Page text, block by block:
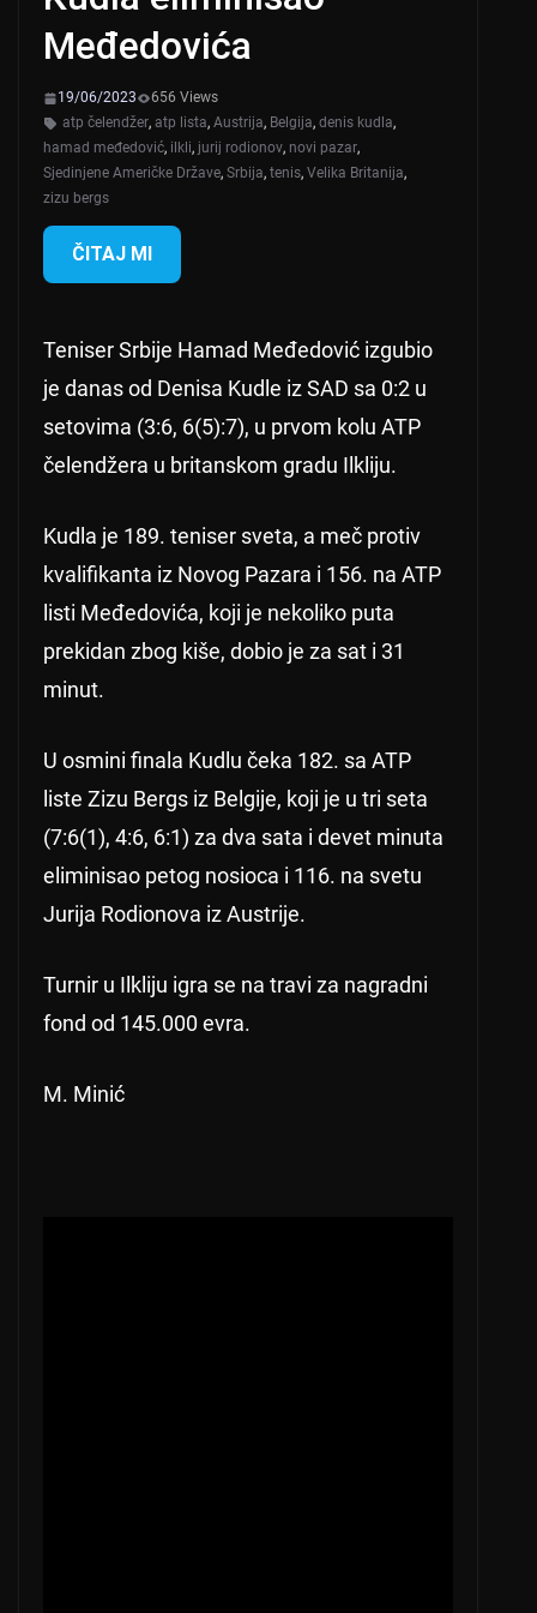
Međedovića
19/06/2023
656 Views
atp čelendžer, atp lista, Austrija, Belgija, denis kudla,
hamad međedović, ilkli, jurij rodionov, novi pazar,
Sjedinjene Američke Države, Srbija, tenis, Velika Britanija,
zizu bergs
ČITAJ MI
Teniser Srbije Hamad Međedović izgubio
je danas od Denisa Kudle iz SAD sa 0:2 u
setovima (3:6, 6(5):7), u prvom kolu ATP
čelendžera u britanskom gradu Ilkliju.
Kudla je 189. teniser sveta, a meč protiv
kvalifikanta iz Novog Pazara i 156. na ATP
listi Međedovića, koji je nekoliko puta
prekidan zbog kiše, dobio je za sat i 31
minut.
U osmini finala Kudlu čeka 182. sa ATP
liste Zizu Bergs iz Belgije, koji je u tri seta
(7:6(1), 4:6, 6:1) za dva sata i devet minuta
eliminisao petog nosioca i 116. na svetu
Jurija Rodionova iz Austrije.
Turnir u Ilkliju igra se na travi za nagradni
fond od 145.000 evra.
M. Minić